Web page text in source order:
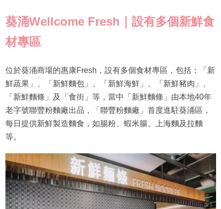
葵涌Wellcome Fresh｜設有多個新鮮食
材專區
位於葵涌商場的惠康Fresh，設有多個食材專區，包括：「新
鮮蔬果」、「新鮮麵包」、「新鮮海鮮」、「新鮮豬肉」、
「新鮮麵條」及「食街」等，當中「新鮮麵條」由本地40年
老字號聯豐粉麵廠出品，「聯豐粉麵廠」首度進駐葵涌區，
每日提供新鮮製造麵食，如腸粉、蝦米腸、上海麵及拉麵
等。